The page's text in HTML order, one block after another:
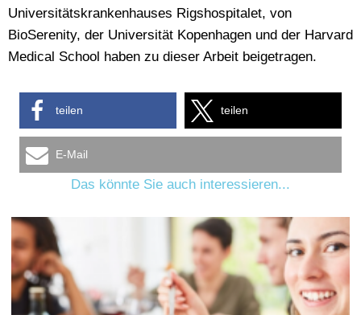
Universitätskrankenhauses Rigshospitalet, von
BioSerenity, der Universität Kopenhagen und der Harvard
Medical School haben zu dieser Arbeit beigetragen.
teilen teilen
E-Mail
Das könnte Sie auch interessieren...